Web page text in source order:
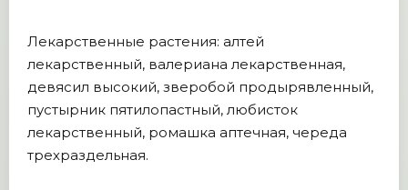
Лекарственные растения: алтей
лекарственный, валериана лекарственная,
девясил высокий, зверобой продырявленный,
пустырник пятилопастный, любисток
лекарственный, ромашка аптечная, череда
трехраздельная.